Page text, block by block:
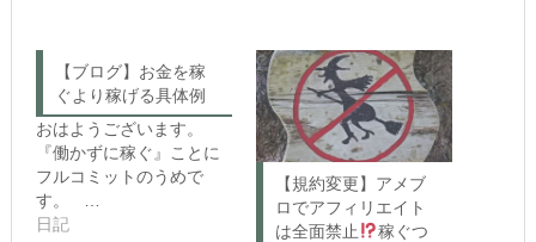
o
s
h
a
r
e
o
n
T
w
o
k
で
共
有
す
る
に
は
【ブログ】お金を稼
ぐより稼げる具体例
おはようございます。
『働かずに稼ぐ』ことに
フルコミットのうめで
す。 …
日記
【規約変更】アメブ
ロでアフィリエイト
は全面禁止
稼ぐつ